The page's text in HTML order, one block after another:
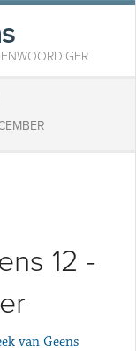
12 -
van Geens